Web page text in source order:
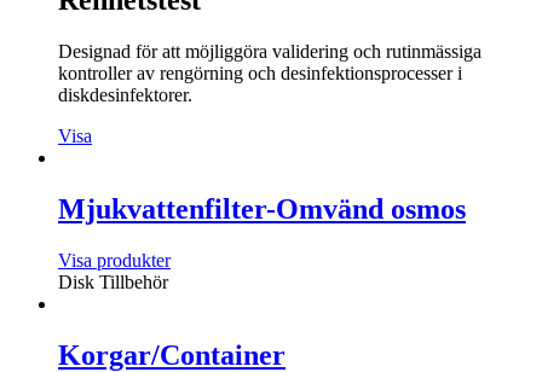
Designad för att möjliggöra validering och rutinmässiga
kontroller av rengörning och desinfektionsprocesser i
diskdesinfektorer.
Visa
Mjukvattenfilter-Omvänd osmos
Visa produkter
Disk Tillbehör
Korgar/Container